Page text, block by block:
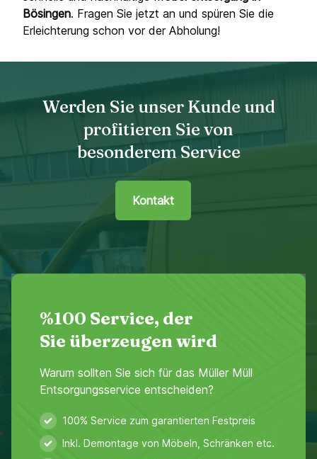
Bösingen. Fragen Sie jetzt an und spüren Sie die
Erleichterung schon vor der Abholung!
Werden Sie unser Kunde und
profitieren Sie von
besonderem Service
Kontakt
%100 Service, der
Sie überzeugen wird
Warum sollten Sie sich für das Müller Müll
Entsorgungsservice entscheiden?
100% Service zum garantierten Festpreis
Inkl. Demontage von Möbeln, Schränken etc.